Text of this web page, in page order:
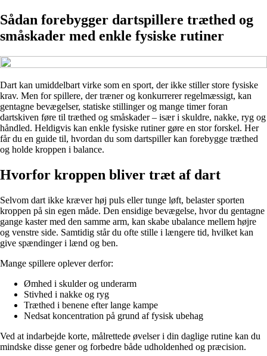
Sådan forebygger dartspillere træthed og
småskader med enkle fysiske rutiner
Dart kan umiddelbart virke som en sport, der ikke stiller store fysiske
krav. Men for spillere, der træner og konkurrerer regelmæssigt, kan
gentagne bevægelser, statiske stillinger og mange timer foran
dartskiven føre til træthed og småskader – især i skuldre, nakke, ryg og
håndled. Heldigvis kan enkle fysiske rutiner gøre en stor forskel. Her
får du en guide til, hvordan du som dartspiller kan forebygge træthed
og holde kroppen i balance.
Hvorfor kroppen bliver træt af dart
Selvom dart ikke kræver høj puls eller tunge løft, belaster sporten
kroppen på sin egen måde. Den ensidige bevægelse, hvor du gentagne
gange kaster med den samme arm, kan skabe ubalance mellem højre
og venstre side. Samtidig står du ofte stille i længere tid, hvilket kan
give spændinger i lænd og ben.
Mange spillere oplever derfor:
Ømhed i skulder og underarm
Stivhed i nakke og ryg
Træthed i benene efter lange kampe
Nedsat koncentration på grund af fysisk ubehag
Ved at indarbejde korte, målrettede øvelser i din daglige rutine kan du
mindske disse gener og forbedre både udholdenhed og præcision.